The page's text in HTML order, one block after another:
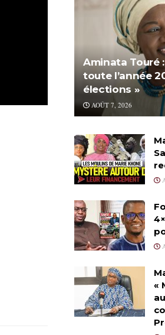
Aminata Touré
toute l’année
élections »
AOÛT 7, 2026
«